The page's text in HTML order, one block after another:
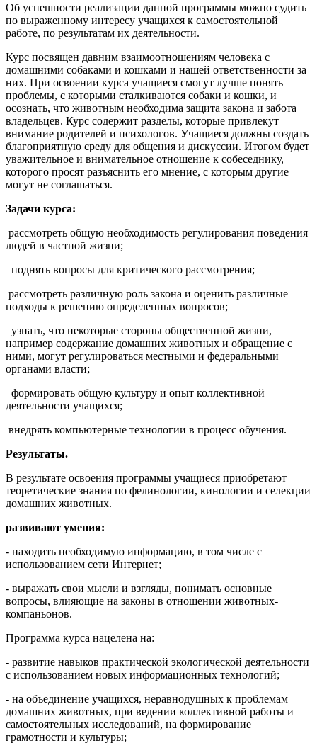
Об успешности реализации данной программы можно судить
по выраженному интересу учащихся к самостоятельной
работе, по результатам их деятельности.
Курс посвящен давним взаимоотношениям человека с
домашними собаками и кошками и нашей ответственности за
них. При освоении курса учащиеся смогут лучше понять
проблемы, с которыми сталкиваются собаки и кошки, и
осознать, что животным необходима защита закона и забота
владельцев. Курс содержит разделы, которые привлекут
внимание родителей и психологов. Учащиеся должны создать
благоприятную среду для общения и дискуссии. Итогом будет
уважительное и внимательное отношение к собеседнику,
которого просят разъяснить его мнение, с которым другие
могут не соглашаться.
Задачи курса:
рассмотреть общую необходимость регулирования поведения
людей в частной жизни;
поднять вопросы для критического рассмотрения;
рассмотреть различную роль закона и оценить различные
подходы к решению определенных вопросов;
узнать, что некоторые стороны общественной жизни,
например содержание домашних животных и обращение с
ними, могут регулироваться местными и федеральными
органами власти;
формировать общую культуру и опыт коллективной
деятельности учащихся;
внедрять компьютерные технологии в процесс обучения.
Результаты.
В результате освоения программы учащиеся приобретают
теоретические знания по фелинологии, кинологии и селекции
домашних животных.
развивают умения:
- находить необходимую информацию, в том числе с
использованием сети Интернет;
- выражать свои мысли и взгляды, понимать основные
вопросы, влияющие на законы в отношении животных-
компаньонов.
Программа курса нацелена на:
- развитие навыков практической экологической деятельности
с использованием новых информационных технологий;
- на объединение учащихся, неравнодушных к проблемам
домашних животных, при ведении коллективной работы и
самостоятельных исследований, на формирование
грамотности и культуры;